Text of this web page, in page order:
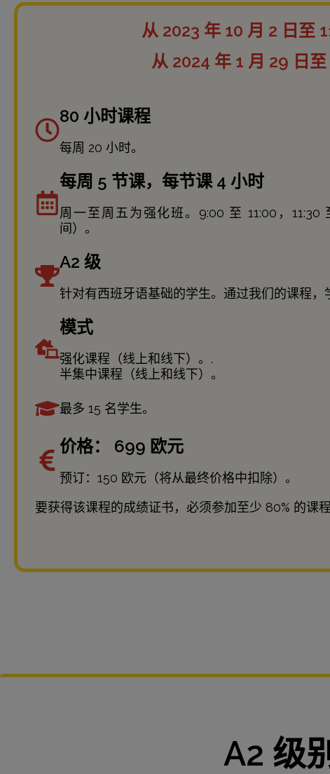
从 2023 年 10 月 2 日至
从 2024 年 1 月 29 日至
80 小时课程
每周 20 小时。
每周 5 节课，每节课 4 小时
周一至周五为强化班。9:00 至 11:00，11:30
间）。
A2 级
针对有西班牙语基础的学生。通过我们的课程，
模式
强化课程（线上和线下）。.
半集中课程（线上和线下）。
最多 15 名学生。
价格： 699 欧元
预订：150 欧元（将从最终价格中扣除）。
要获得该课程的成绩证书，必须参加至少 80% 的课程
A2 级